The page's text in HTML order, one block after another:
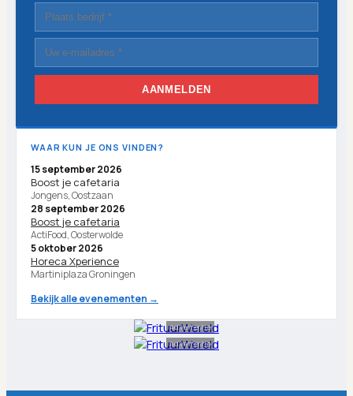
AANMELDEN
WAAR KUN JE ONS VINDEN?
15 september 2026
Boost je cafetaria
Jongens, Oostzaan
28 september 2026
Boost je cafetaria
ActiFood, Oosterwolde
5 oktober 2026
Horeca Xperience
Martiniplaza Groningen
Bekijk alle evenementen →
Advertentie
Advertentie